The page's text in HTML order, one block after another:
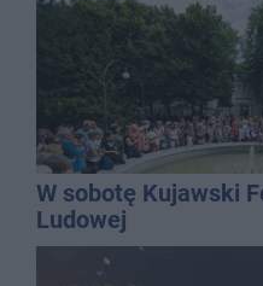
W sobotę Kujawski
Ludowej